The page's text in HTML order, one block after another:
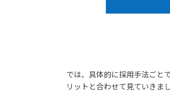
では、具体的に採用手法ごと
リットと合わせて見ていきまし